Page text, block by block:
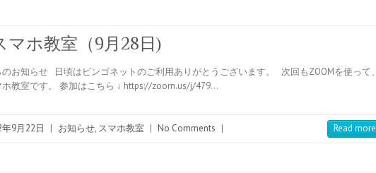
マホ教室（9月28日)
お知らせ 日頃はビンゴネットのご利用ありがとうございます。 次回もZOOMを使って、
教室です。 参加はこちら ↓ https://zoom.us/j/479…
年9月22日 | お知らせ, スマホ教室 | No Comments | Read more